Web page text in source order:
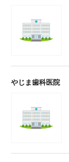
やじま歯科医院